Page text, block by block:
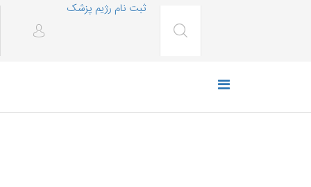
ثبت نام رژیم پزشک